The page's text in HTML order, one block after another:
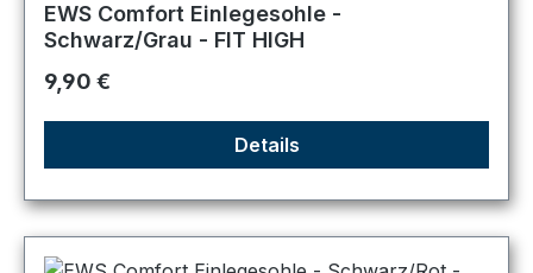
EWS Comfort Einlegesohle -
Schwarz/Grau - FIT HIGH
Regulärer Preis:
9,90 €
Details